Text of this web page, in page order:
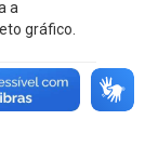
a
gráfico.